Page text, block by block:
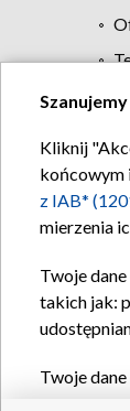
Kliknij
końcowym
z IAB*
mierzenia
Twoje
takich jak:
Twoje